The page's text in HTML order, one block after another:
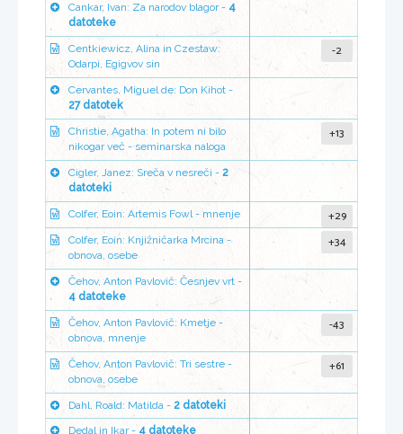
Cankar, Ivan: Za narodov blagor - 4
datoteke
Centkiewicz, Alina in Czestaw:
Odarpi, Egigvov sin
-2
Cervantes, Miguel de: Don Kihot -
27 datotek
Christie, Agatha: In potem ni bilo
nikogar več - seminarska naloga
+13
Cigler, Janez: Sreča v nesreči - 2
datoteki
Colfer, Eoin: Artemis Fowl - mnenje +29
Colfer, Eoin: Knjižničarka Mrcina -
obnova, osebe
+34
Čehov, Anton Pavlovič: Česnjev vrt -
4 datoteke
Čehov, Anton Pavlovič: Kmetje -
obnova, mnenje
-43
Čehov, Anton Pavlovič: Tri sestre -
obnova, osebe
+61
Dahl, Roald: Matilda - 2 datoteki
Dedal in Ikar - 4 datoteke